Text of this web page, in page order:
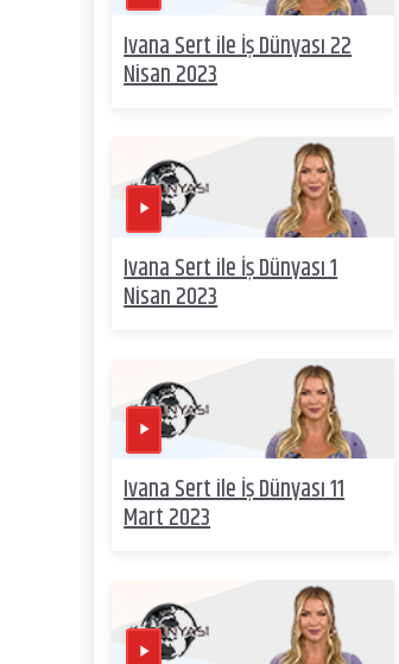
Ivana Sert ile İş Dünyası 22
Nisan 2023
Ivana Sert ile İş Dünyası 1
Nisan 2023
Ivana Sert ile İş Dünyası 11
Mart 2023